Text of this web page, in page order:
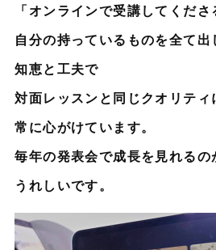
「オンラインで受講してくだ
自分の持っているものを全て出
知恵と工夫で
対面レッスンと同じクオリテ
常に心がけています。
毎年の発表会で成長を見れるの
うれしいです。